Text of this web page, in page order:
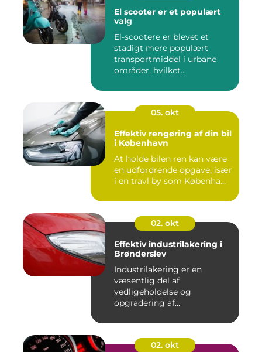
El scooter er et populært
valg
El-scootere er blevet et
stadigt mere populært
transportmiddel i urbane
områder, hvilket...
05. okt
Effektiv rengøring af din bil
i København
At holde bilen ren kan være
en udfordrende opgave, især
i en travl by som Københa...
02. okt
Effektiv industrilakering i
Brønderslev
Industrilakering er en
væsentlig del af
vedligeholdelse og
opgradering af
02. okt